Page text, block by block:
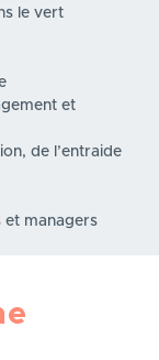
le vert
et
de l’entraide
et managers